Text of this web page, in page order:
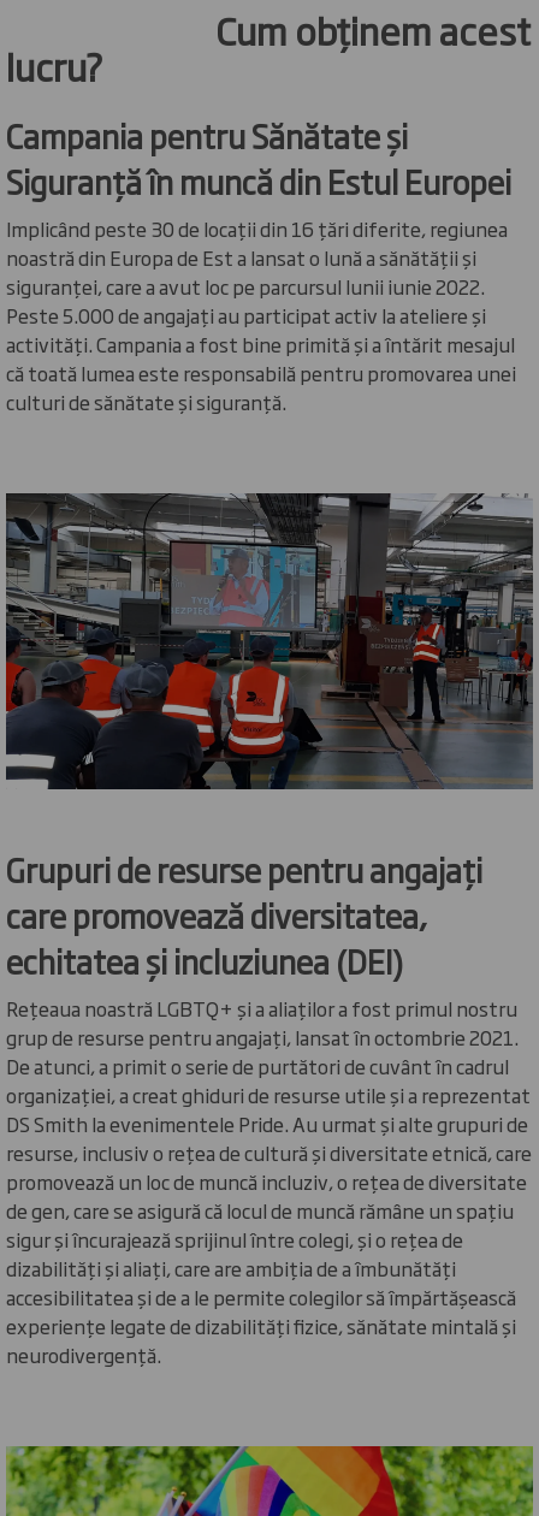
Cum obținem acest
lucru?
Campania pentru Sănătate și
Siguranță în muncă din Estul Europei
Implicând peste 30 de locații din 16 țări diferite, regiunea
noastră din Europa de Est a lansat o lună a sănătății și
siguranței, care a avut loc pe parcursul lunii iunie 2022.
Peste 5.000 de angajați au participat activ la ateliere și
activități. Campania a fost bine primită și a întărit mesajul
că toată lumea este responsabilă pentru promovarea unei
culturi de sănătate și siguranță.
Grupuri de resurse pentru angajați
care promovează diversitatea,
echitatea și incluziunea (DEI)
Rețeaua noastră LGBTQ+ și a aliaților a fost primul nostru
grup de resurse pentru angajați, lansat în octombrie 2021.
De atunci, a primit o serie de purtători de cuvânt în cadrul
organizației, a creat ghiduri de resurse utile și a reprezentat
DS Smith la evenimentele Pride. Au urmat și alte grupuri de
resurse, inclusiv o rețea de cultură și diversitate etnică, care
promovează un loc de muncă incluziv, o rețea de diversitate
de gen, care se asigură că locul de muncă rămâne un spațiu
sigur și încurajează sprijinul între colegi, și o rețea de
dizabilități și aliați, care are ambiția de a îmbunătăți
accesibilitatea și de a le permite colegilor să împărtășească
experiențe legate de dizabilități fizice, sănătate mintală și
neurodivergență.